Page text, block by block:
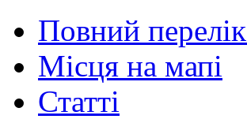
Повний
Місця на мапі
Статті